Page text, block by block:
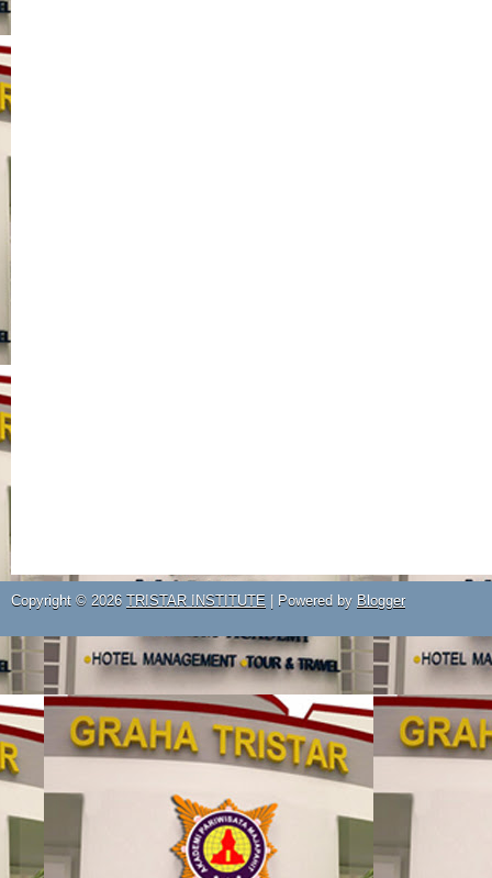
Copyright © 2026 TRISTAR INSTITUTE | Powered by Blogger